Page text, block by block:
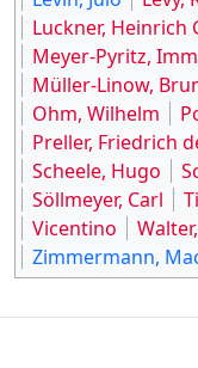
Luckner, Heinrich
Meyer-Pyritz,
Müller-Linow,
Ohm, Wilhelm
Preller, Friedrich
Scheele, Hugo
Söllmeyer, Carl
Vicentino
Zimmermann,